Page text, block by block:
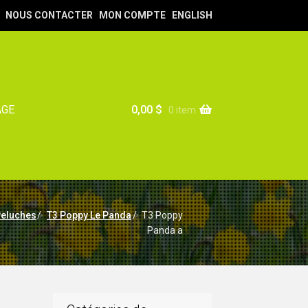
NOUS CONTACTER MON COMPTE ENGLISH
0,00 $ 0 item
/ T3 Poppy Le Panda/ T3 Poppy
Panda a